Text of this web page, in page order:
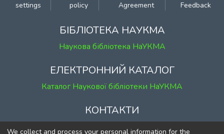
settings
policy
Agreement
Feedback
БІБЛІОТЕКА НАУКМА
Наукова бібліотека НаУКМА
ЕЛЕКТРОННИЙ КАТАЛОГ
Каталог Наукової бібліотеки НаУКМА
КОНТАКТИ
м. Київ, вул. Григорія Сковороди, 2
We collect and process your personal information for the